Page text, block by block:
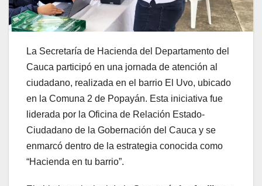
La Secretaría de Hacienda del Departamento del
Cauca participó en una jornada de atención al
ciudadano, realizada en el barrio El Uvo, ubicado
en la Comuna 2 de Popayán. Esta iniciativa fue
liderada por la Oficina de Relación Estado-
Ciudadano de la Gobernación del Cauca y se
enmarcó dentro de la estrategia conocida como
“Hacienda en tu barrio”.